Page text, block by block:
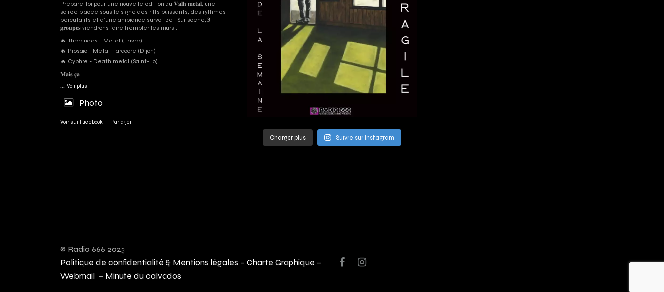
Prépare-toi pour une nouvelle édition du 𝐕𝐚𝐥𝐡’𝐦𝐞𝐭𝐚𝐥, une
soirée placée sous le signe des riffs puissants, des rythmes
percutants et d'une ambiance survoltée ! Sur scène, 𝟑
𝐠𝐫𝐨𝐮𝐩𝐞𝐬 viendrons faire trembler les murs :
🔥 Thérendes - Métal (Havre)
🔥 Prosaic - Métal Hardcore (Dijon)
🔥 Cyphre - Death metal (Saint-Lô)
𝐌𝐚𝐢𝐬 𝐜̧𝐚
... Voir plus
Photo
Voir sur Facebook · Partager
Charger plus Suivre sur Instagram
© Radio 666 2023
Politique de confidentialité & Mentions légales – Charte Graphique –
Webmail – Minute du calvados